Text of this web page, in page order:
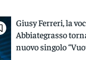
Giusy Ferreri, la
Abbiategrasso
nuovo singolo